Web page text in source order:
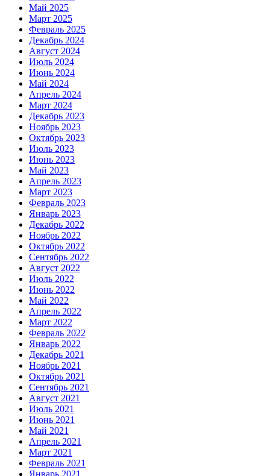
Май 2025
Март 2025
Февраль 2025
Декабрь 2024
Август 2024
Июль 2024
Июнь 2024
Май 2024
Апрель 2024
Март 2024
Декабрь 2023
Ноябрь 2023
Октябрь 2023
Июль 2023
Июнь 2023
Май 2023
Апрель 2023
Март 2023
Февраль 2023
Январь 2023
Декабрь 2022
Ноябрь 2022
Октябрь 2022
Сентябрь 2022
Август 2022
Июль 2022
Июнь 2022
Май 2022
Апрель 2022
Март 2022
Февраль 2022
Январь 2022
Декабрь 2021
Ноябрь 2021
Октябрь 2021
Сентябрь 2021
Август 2021
Июль 2021
Июнь 2021
Май 2021
Апрель 2021
Март 2021
Февраль 2021